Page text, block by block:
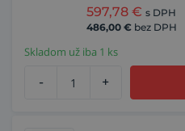
597,78 € s DPH
486,00 € bez DPH
Skladom už iba 1 ks
- +